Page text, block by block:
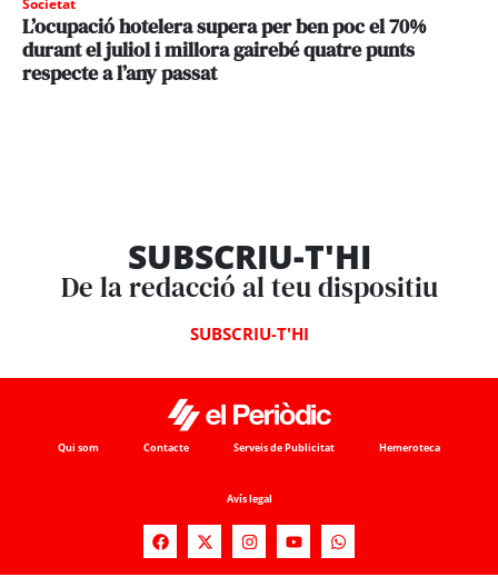
L’ocupació hotelera supera per ben poc el 70%
durant el juliol i millora gairebé quatre punts
respecte a l’any passat
SUBSCRIU-T'HI
De la redacció al teu dispositiu
SUBSCRIU-T'HI
Qui som Contacte Serveis de Publicitat Hemeroteca
Avís legal